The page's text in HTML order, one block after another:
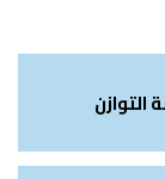
التوازن